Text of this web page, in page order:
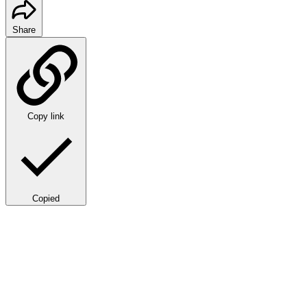
Share
Copy link
Copied